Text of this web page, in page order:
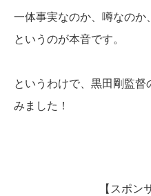
一体事実なのか、噂なのか
というのが本音です。
というわけで、黒田剛監
みました！
【スポン